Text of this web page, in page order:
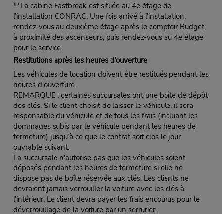
**La cabine Fastbreak est située au 4e étage de
l’installation CONRAC. Une fois arrivé à l’installation,
rendez-vous au deuxième étage après le comptoir Budget,
à proximité des ascenseurs, puis rendez-vous au 4e étage
pour le service.
Restitutions après les heures d'ouverture
Les véhicules de location doivent être restitués pendant les
heures d'ouverture.
REMARQUE : certaines succursales ont une boîte de dépôt
des clés. Si le client choisit de laisser le véhicule, il sera
responsable du véhicule et de tous les frais (incluant les
dommages subis par le véhicule pendant les heures de
fermeture) jusqu’à ce que le contrat soit clos le jour
ouvrable suivant.
La succursale n'autorise pas que les véhicules soient
déposés pendant les heures de fermeture si elle ne
dispose pas de boîte réservée aux clés. Les clients ne
devraient jamais verrouiller la voiture avec les clés à
l'intérieur. Le client devra payer les frais encourus pour le
déverrouillage de la voiture par un serrurier.